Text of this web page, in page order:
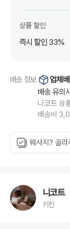
상품 할인
즉시 할인 33%
배송 정보
업체
배송 유의
니코트 상
배송비
뭐사지? 골라
니코트
키친